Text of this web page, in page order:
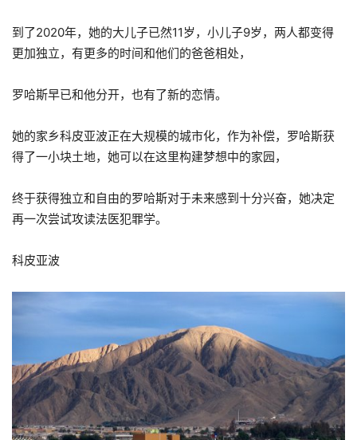
到了2020年，她的大儿子已然11岁，小儿子9岁，两人都变得
更加独立，有更多的时间和他们的爸爸相处，
罗哈斯早已和他分开，也有了新的恋情。
她的家乡科皮亚波正在大规模的城市化，作为补偿，罗哈斯获
得了一小块土地，她可以在这里构建梦想中的家园，
终于获得独立和自由的罗哈斯对于未来感到十分兴奋，她决定
再一次尝试攻读法医犯罪学。
科皮亚波